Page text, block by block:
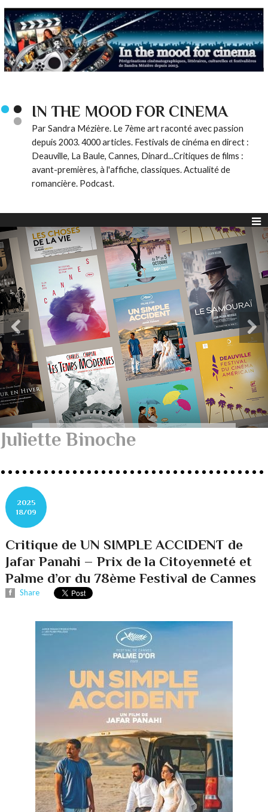
IN THE MOOD FOR CINEMA
Par Sandra Mézière. Le 7ème art raconté avec passion
depuis 2003. 4000 articles. Festivals de cinéma en direct :
Deauville, La Baule, Cannes, Dinard...Critiques de films :
avant-premières, à l'affiche, classiques. Actualité de
romancière. Podcast.
Juliette Binoche
2025
18/09
Critique de UN SIMPLE ACCIDENT de
Jafar Panahi – Prix de la Citoyenneté et
Palme d’or du 78ème Festival de Cannes
Share